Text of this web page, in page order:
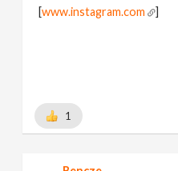
[www.instagram.com ]
1